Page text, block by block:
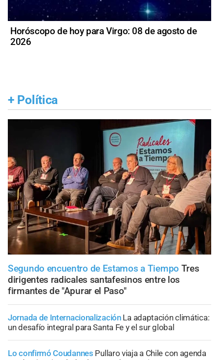
Horóscopo de hoy para Virgo: 08 de agosto de
2026
+ Política
Segundo encuentro de Estamos a Tiempo Tres
dirigentes radicales santafesinos entre los
firmantes de "Apurar el Paso"
Jornada de Internacionalización La adaptación climática:
un desafío integral para Santa Fe y el sur global
Lo confirmó Coudannes Pullaro viaja a Chile con agenda